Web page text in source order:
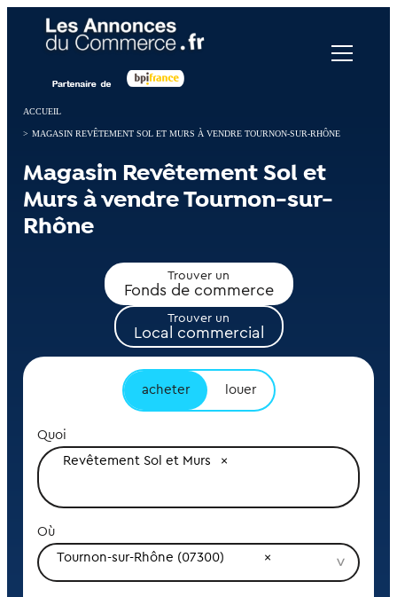
ACCUEIL
> MAGASIN REVÊTEMENT SOL ET MURS À VENDRE TOURNON-SUR-RHÔNE
Magasin Revêtement Sol et
Murs à vendre Tournon-sur-
Rhône
Trouver un
Fonds de commerce
Trouver un
Local commercial
acheter louer
Quoi
Revêtement Sol et Murs
Où
Tournon-sur-Rhône (07300)
Panneau de gestion des cookies